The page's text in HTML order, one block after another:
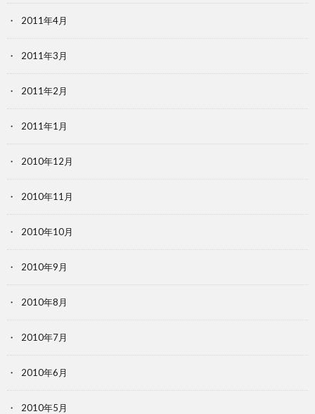
2011年4月
2011年3月
2011年2月
2011年1月
2010年12月
2010年11月
2010年10月
2010年9月
2010年8月
2010年7月
2010年6月
2010年5月